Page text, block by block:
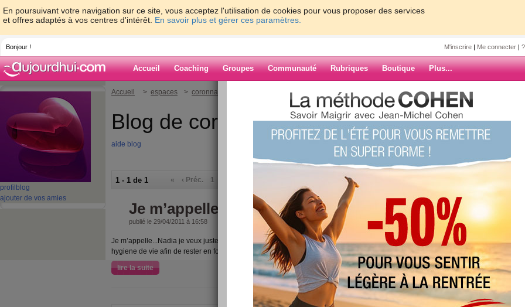
En poursuivant votre navigation sur ce site, vous acceptez l'utilisation de cookies pour vous proposer des services
et offres adaptés à vos centres d'intérêt. En savoir plus et gérer ces paramètres.
Bonjour ! M'inscrire | Me connecter |
Accueil Coaching Groupes Communauté Rubriques Boutique Plus...
profil blog
ajouter de vos amies
Accueil > espaces > coronna
Blog de coronna
aide blog
1 - 1 de 1 « ‹ Préc. 1
Je m’appelle Nadia
publié le 29/04/2011 à 16:58
Je m’appelle...Nadia je veux juste retrouver mon poids ideal, avoir une bonne
hygiene de vie afin de rester en forme et me sentir bien dans ma peau
lire la suite
(2) commentaires
ARCHIVES